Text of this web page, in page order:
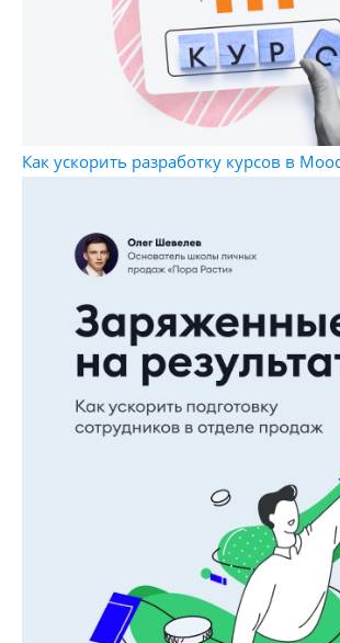
Как ускорить разработку курсов в